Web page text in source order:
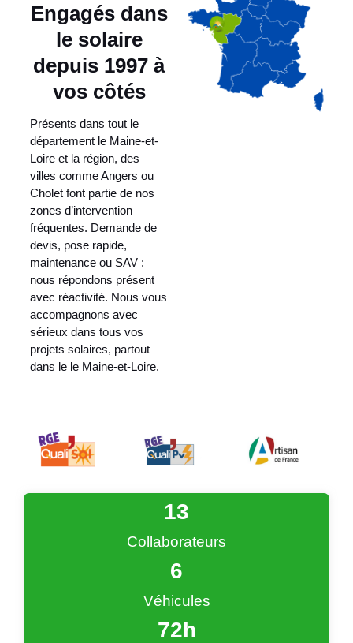
Engagés dans
le solaire
depuis 1997 à
vos côtés
Présents dans tout le
département le Maine-et-
Loire et la région, des
villes comme Angers ou
Cholet font partie de nos
zones d’intervention
fréquentes. Demande de
devis, pose rapide,
maintenance ou SAV :
nous répondons présent
avec réactivité. Nous vous
accompagnons avec
sérieux dans tous vos
projets solaires, partout
dans le le Maine-et-Loire.
Collaborateurs
13
Véhicules
6
72h